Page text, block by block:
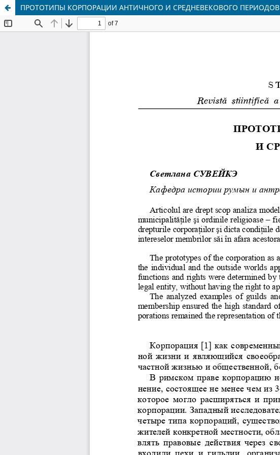
ПРОТОТИПЫ КОРПОРАЦИИ АНТИЧНОГО И СРЕДНЕВЕКОВОГО ПЕРИОДОВ